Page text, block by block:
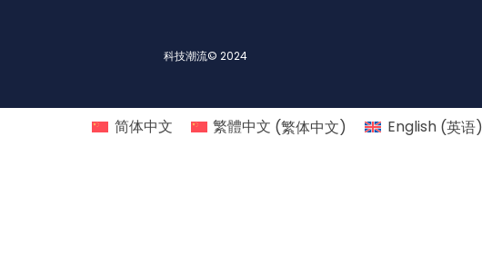
科技潮流© 2024
简体中文 繁體中文 (繁体中文) English(英语)